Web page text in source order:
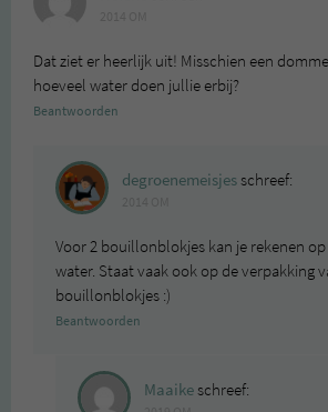
Dat ziet er heerlijk uit! Misschien een
hoeveel water doen jullie erbij?
Beantwoorden
degroenemeisjesschreef:
Voor 2 bouillonblokjes kan je rekenen
water. Staat vaak ook op de verpakking
bouillonblokjes :)
Beantwoorden
Maaikeschreef: